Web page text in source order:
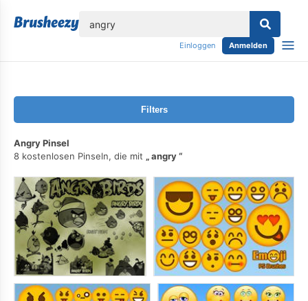
Einloggen Anmelden
Filters
Angry Pinsel
8 kostenlosen Pinseln, die mit
angry